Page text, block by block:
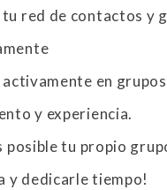
red de contactos y
en
y experiencia.
posible tu propio
y dedicarle tiempo!